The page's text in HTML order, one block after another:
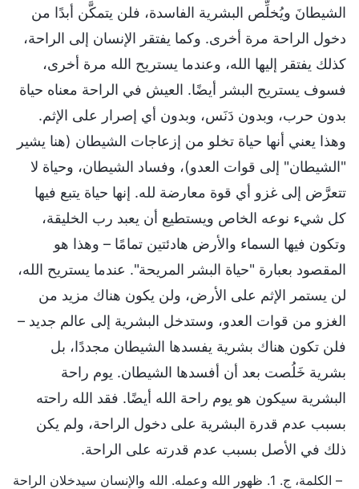
الشيطانَ ويُخلِّص البشرية الفاسدة، فلن يتمكَّن أبدًا من
دخول الراحة مرة أخرى. وكما يفتقر الإنسان إلى الراحة،
كذلك يفتقر إليها الله، وعندما يستريح الله مرة أخرى،
فسوف يستريح البشر أيضًا. العيش في الراحة معناه حياة
بدون حرب، وبدون دَنَس، وبدون أي إصرار على الإثم.
وهذا يعني أنها حياة تخلو من إزعاجات الشيطان (هنا يشير
"الشيطان" إلى قوات العدو)، وفساد الشيطان، وحياة لا
تتعرَّض إلى غزو أي قوة معارضة لله. إنها حياة يتبع فيها
كل شيء نوعه الخاص ويستطيع أن يعبد رب الخليقة،
وتكون فيها السماء والأرض هادئتين تمامًا – وهذا هو
المقصود بعبارة "حياة البشر المريحة". عندما يستريح الله،
لن يستمر الإثم على الأرض، ولن يكون هناك مزيد من
الغزو من قوات العدو، وستدخل البشرية إلى عالم جديد –
فلن تكون هناك بشرية يفسدها الشيطان مجددًا، بل
بشرية خَلُصت بعد أن أفسدها الشيطان. يوم راحة
البشرية سيكون هو يوم راحة الله أيضًا. فقد الله راحته
بسبب عدم قدرة البشرية على دخول الراحة، ولم يكن
ذلك في الأصل بسبب عدم قدرته على الراحة.
– الكلمة، ج. 1. ظهور الله وعمله. الله والإنسان سيدخلان الراحة